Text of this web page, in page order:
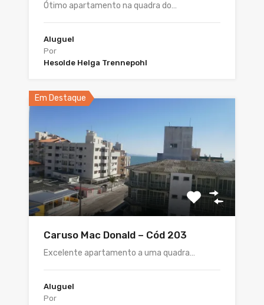
Ótimo apartamento na quadra do…
Aluguel
Por
Hesolde Helga Trennepohl
Em Destaque
Caruso Mac Donald – Cód 203
Excelente apartamento a uma quadra…
Aluguel
Por